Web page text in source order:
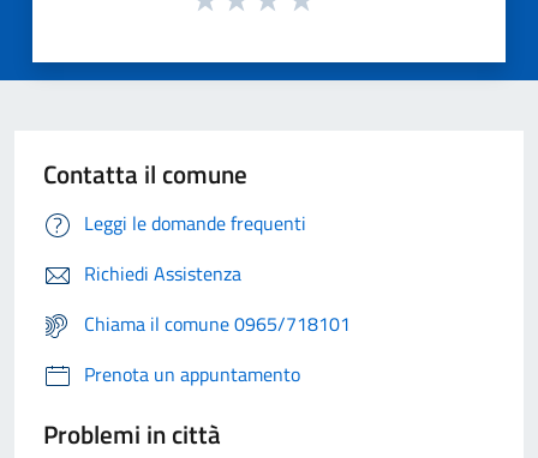
Contatta il comune
Leggi le domande frequenti
Richiedi Assistenza
Chiama il comune 0965/718101
Prenota un appuntamento
Problemi in città